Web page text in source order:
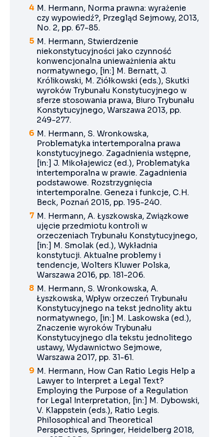
M. Hermann, Norma prawna: wyrażenie
czy wypowiedź?, Przegląd Sejmowy, 2013,
No. 2, pp. 67-85.
M. Hermann, Stwierdzenie
niekonstytucyjności jako czynność
konwencjonalna unieważnienia aktu
normatywnego, [in:] M. Bernatt, J.
Królikowski, M. Ziółkowski (eds.), Skutki
wyroków Trybunału Konstytucyjnego w
sferze stosowania prawa, Biuro Trybunału
Konstytucyjnego, Warszawa 2013, pp.
249-277.
M. Hermann, S. Wronkowska,
Problematyka intertemporalna prawa
konstytucyjnego. Zagadnienia wstępne,
[in:] J. Mikołajewicz (ed.), Problematyka
intertemporalna w prawie. Zagadnienia
podstawowe. Rozstrzygnięcia
intertemporalne. Geneza i funkcje, C.H.
Beck, Poznań 2015, pp. 195-240.
M. Hermann, A. Łyszkowska, Związkowe
ujęcie przedmiotu kontroli w
orzeczeniach Trybunału Konstytucyjnego,
[in:] M. Smolak (ed.), Wykładnia
konstytucji. Aktualne problemy i
tendencje, Wolters Kluwer Polska,
Warszawa 2016, pp. 181-206.
M. Hermann, S. Wronkowska, A.
Łyszkowska, Wpływ orzeczeń Trybunału
Konstytucyjnego na tekst jednolity aktu
normatywnego, [in:] M. Laskowska (ed.),
Znaczenie wyroków Trybunału
Konstytucyjnego dla tekstu jednolitego
ustawy, Wydawnictwo Sejmowe,
Warszawa 2017, pp. 31-61.
M. Hermann, How Can Ratio Legis Help a
Lawyer to Interpret a Legal Text?
Employing the Purpose of a Regulation
for Legal Interpretation, [in:] M. Dybowski,
V. Klappstein (eds.), Ratio Legis.
Philosophical and Theoretical
Perspectives, Springer, Heidelberg 2018,